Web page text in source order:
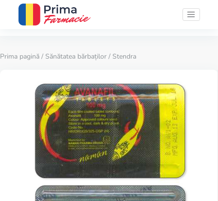
Prima pagină / Sănătatea bărbaților / Stendra